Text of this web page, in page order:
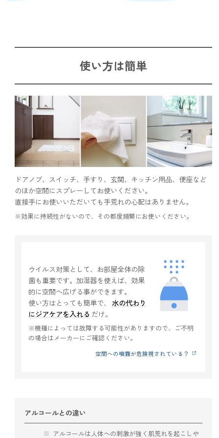
使い方は簡単
ドアノブ、スイッチ、手すり、玄関、キッチン用品、便座など
のほか空間にスプレーしてお使いください。
直接手にお使いいただいても手荒れの心配はありません。
※効果に持続性がないので、その都度頻繁にお使いください。
ウイルス対策として、お部屋全体の除
菌も重要です。加湿器を使えば、効果
的に空間へ広げる事ができます。
使い方はとっても簡単で、
水の代わり
にジアケアを入れる だけ。
※機種によっては故障する可能性がありますので、ご不明
の場合はメーカーにご確認ください。
空間への噴霧が危険視されている？
アルコールとの違い
アルコールは人体への刺激が強く肌荒れを起こしや